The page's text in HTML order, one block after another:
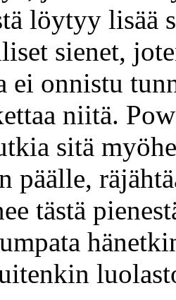
löytyy lisää
sienet,
ei onnistu
niitä.
sitä
päälle,
tästä